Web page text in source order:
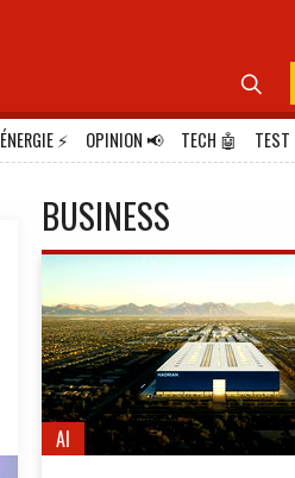

ÉNERGIE⚡ OPINION📢 TECH 🤖 TEST
BUSINESS
AI